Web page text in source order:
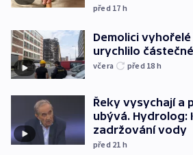
před 17 h
Demolici
urychlilo
včera před 18 h
Řeky vysychají a
ubývá. Hydrolog:
zadržování vody
před 21 h